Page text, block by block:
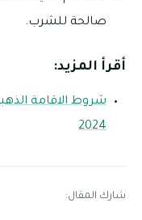
صالحة للشرب.
أقرأ المزيد:
شروط الاقامة
2024
شارك المقال: